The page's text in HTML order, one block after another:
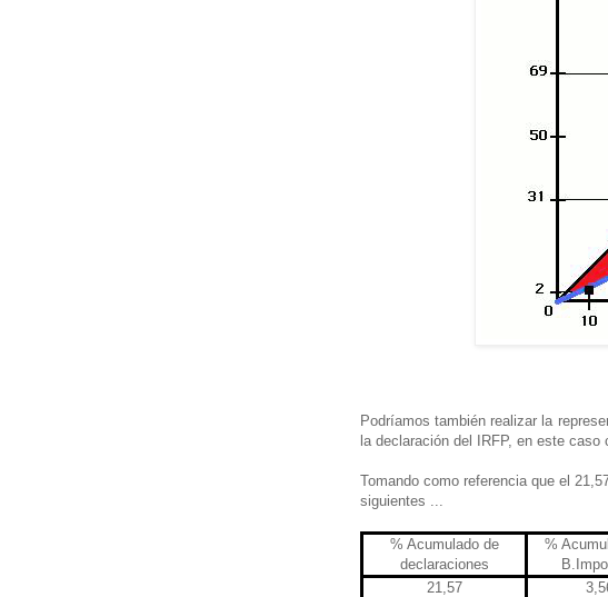
Podríamos también realizar la
la declaración del IRFP, en este caso
Tomando como referencia que el
siguientes ...
% Acumulado de
declaraciones
%
21,57